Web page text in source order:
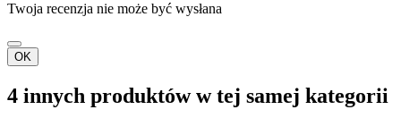
Twoja recenzja nie może być wysłana
OK
4 innych produktów w tej samej kategorii